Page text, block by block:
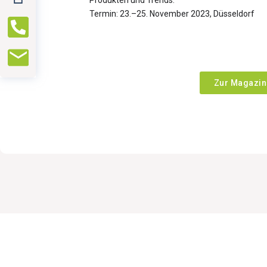
Termin: 23.–25. November 2023, Düsseldorf
Zur